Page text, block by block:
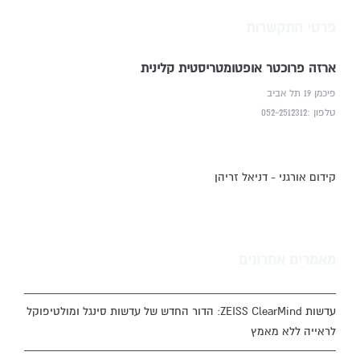
ארזה פרוכטר אופטומטריסטית קלינית
פיכמן 19 תל אביב
טלפון :052-2512312
קידום אורגני - דניאל זריהן
עדשות ZEISS ClearMind: הדור החדש של עדשות סינגל ומולטיפוקל
לראייה ללא מאמץ